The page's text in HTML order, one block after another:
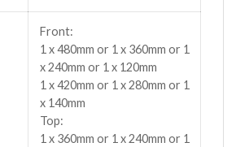
Front:
1 x 480mm or 1 x 360mm or 1
x 240mm or 1 x 120mm
1 x 420mm or 1 x 280mm or 1
x 140mm
Top:
1 x 360mm or 1 x 240mm or 1